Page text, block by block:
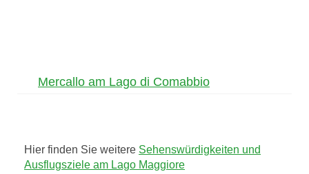
Mercallo am Lago di Comabbio
Hier finden Sie weitere Sehenswürdigkeiten und
Ausflugsziele am Lago Maggiore